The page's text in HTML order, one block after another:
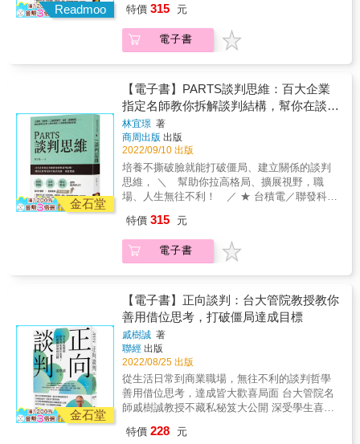
一種經由談判產生的結果，當然都可以繼續談
本書！）&&【本書特色】1.國際頂尖談判專家
第一手教學，讓你從餐桌到戰場，都能達成有
利的談判！《時代》雜誌曾指出，「如果你正
處於一場改變人生的關鍵談判，你會希望坐在
你身旁的就是賀伯．科恩！」賀伯身經千百
戰，談判資歷50年，更是美國三屆總統御用談
判智囊。現在，你有機會從他身上學到談判的
精髓！他的經驗和專業知識將幫助你在談判桌
上占據主導位置，迎來更大的成功。&2. 大師
級50年談判經驗淬鍊出的談判原則全收錄●談判
的三個關鍵變數●該不該談判的重要提問●讓你
談出優勢的最佳攻略●你可以在談判中善用的14
種力量●規劃與掌握談判的最佳時程●如何找到
贏得談判的蛛絲馬跡●認出非輸即贏的談判手
法，避免受害●對手也可以是盟友，只要滿足對
方需求●如何達成讓雙方都滿意的談判雙贏●電
贏面大增&3.談判不是硬梆梆的文字話術，而是
活生生的心理戰術透過許多近在眼前的生活案
例，教你如何充分準備並制定有效的談判策
略，同時在談判過程中保持冷靜和自信。你將
學會應對各種複雜情境，包括對手的挑戰、僵
局的突破，以及將談判價值最大化的技巧。無
論是商業談判抑或日常生活中的協商，這些技
巧都將讓你成為一位不僅優秀且富同理心的談
判高手！&&【Amazon讀者好評推薦】「正如
賀伯所指出的，我們在生活中無所不談判！如
師。祝福侯勳這本書大賣，我相信這本書的讀
Readmoo
超過300家企業、上萬名專業人士親身實證！
★ 從商業實戰到生活應用，最強分析工具「談
判計畫表」，幫你精準診斷每一次談判 好評推
創意執行長／先勢集團共同創辦人 蘇益賢｜臨
床心理師 ▍談判不是拚輸贏，而是好好喬事情
你對談判的印象是什麼呢？是針鋒相對、互不
相讓？還是爾虞我詐、心懷鬼胎？談判，並非
一定得要殺氣騰騰、無所不用其極只為了從對
方嘴裡多搶下一塊肉來。談判，是透過溝通和
交換，讓彼此生活變得更美好。學習談判，不
是為了佔人便宜，而是希望皆大歡喜。 ▍為什
麼應該多多談、主動談、好好談？ ◆ 該談卻沒
談的狀況比想像的多得多 ◆ 好好談不是穩贏，
下來的每一分錢都是淨利 ◆ 談判是機器無法取
代的關鍵能力 ◆ 談判讓你重新找回對生活的控
制權 ▍利用PARTS談判思維幫助你拆解、解決
與、有決定權的又是誰 ◆ A（談判籌碼）│參
與談判能帶來什麼價值、離開談判又有什麼損
失 ◆ R（規則） &│談判依循什麼規則、規
則由誰決定、規則是否能改變 ◆ T（戰
術） &│想要改變結果，得改變事實或是改
變認知 ◆ S（議題） &│議題多元才更有機
會達成雙贏 ▍PARTS思維不僅能在談判時派上
用場，也同樣可以運用在生活上的各種疑難雜
好！ &
特價 315 元
電子書
金石堂
【電子書】PARTS談判思維：百大企業
指定名師教你拆解談判結構，幫你在談判
攻防中搶佔先機、創造雙贏
林宜璟 著
商周出版 出版
2022/09/10 出版
培養不撕破臉就能打破僵局、建立關係的談判
思維， ＼ 幫助你拉高格局、擴展視野，職
場、人生無往不利！ ／ ★ 台積電／聯發科／
超過300家企業、上萬名專業人士親身實證！
★ 從商業實戰到生活應用，最強分析工具「談
判計畫表」，幫你精準診斷每一次談判 好評推
創意執行長／先勢集團共同創辦人 蘇益賢｜臨
床心理師 ▍談判不是拚輸贏，而是好好喬事情
你對談判的印象是什麼呢？是針鋒相對、互不
相讓？還是爾虞我詐、心懷鬼胎？談判，並非
一定得要殺氣騰騰、無所不用其極只為了從對
方嘴裡多搶下一塊肉來。談判，是透過溝通和
交換，讓彼此生活變得更美好。學習談判，不
是為了佔人便宜，而是希望皆大歡喜。 ▍為什
麼應該多多談、主動談、好好談？ ◆ 該談卻沒
談的狀況比想像的多得多 ◆ 好好談不是穩贏，
特價 315 元
電子書
金石堂
【電子書】正向談判：台大管院教授教你
善用借位思考，打破僵局達成目標
戚樹誠 著
聯經 出版
2022/08/25 出版
從生活日常到商業職場，無往不利的談判哲學
善用借位思考，達成皆大歡喜局面 台大管院名
師戚樹誠教授不藏私秘笈大公開 深受學生喜
我日常之間。 不論在職場開口加薪、買賣議價
特價 228 元